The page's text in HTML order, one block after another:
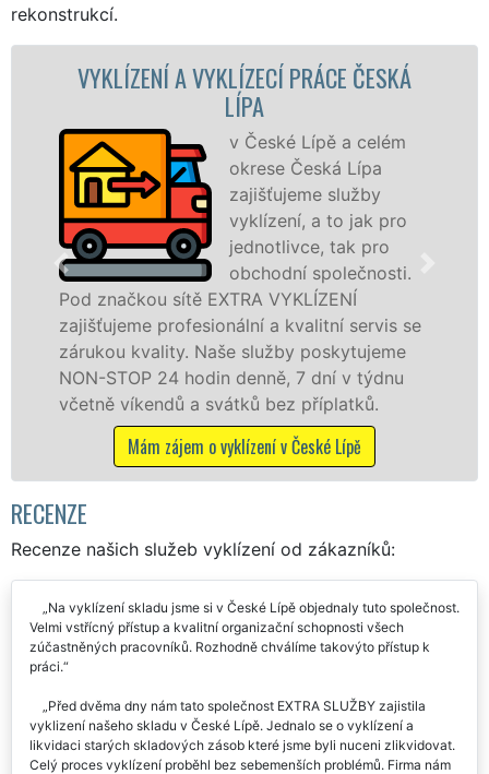
rekonstrukcí.
PRÁCE ČESKÁ
v České Lípě a celém
okrese Česká Lípa
zajišťujeme služby
vyklízení, a to jak pro
jednotlivce, tak pro
obchodní společnosti.
VYKLÍZENÍ
a kvalitní servis se
služby poskytujeme
denně, 7 dní v týdnu
bez příplatků.
vyklízení v České Lípě
VYKLÍZECÍ PRÁCE
v České Lípě a
službu jak fyzickým,
osobám se zárukou
práce, a to NON-
Mám zájem o
RECENZE
Recenze našich služeb vyklízení od zákazníků:
Na vyklízení skladu jsme si v České Lípě objednaly tuto společnost.
Velmi vstřícný přístup a kvalitní organizační schopnosti všech
zúčastněných pracovníků. Rozhodně chválíme takovýto přístup k
práci.
Před dvěma dny nám tato společnost EXTRA SLUŽBY zajistila
vyklizení našeho skladu v České Lípě. Jednalo se o vyklízení a
likvidaci starých skladových zásob které jsme byli nuceni zlikvidovat.
Celý proces vyklízení proběhl bez sebemenších problémů. Firma nám